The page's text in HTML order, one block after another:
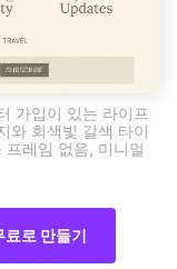
가입이 있는 라이프
와 회색빛 갈색 타이
레임 없음, 미니멀
료로 만들기